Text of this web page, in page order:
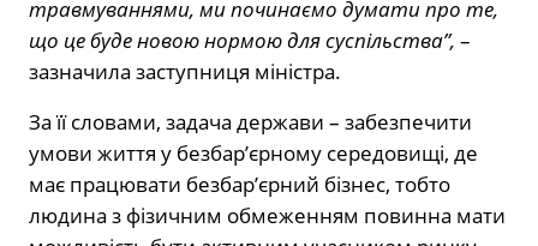
травмуваннями, ми починаємо думати про те,
що це буде новою нормою для суспільства”, –
зазначила заступниця міністра.
За її словами, задача держави – забезпечити
умови життя у безбар’єрному середовищі, де
має працювати безбар’єрний бізнес, тобто
людина з фізичним обмеженням повинна мати